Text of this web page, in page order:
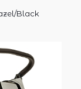
Black